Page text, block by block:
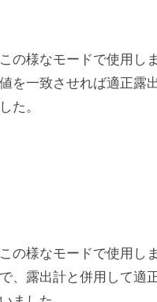
の様なモードで使用し
を一致させれば適正露
た。
の様なモードで使用し
、露出計と併用して適